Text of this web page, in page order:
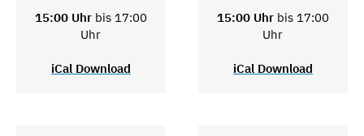
15:00 Uhr bis 17:00
Uhr
iCal Download
15:00 Uhr bis 17:00
Uhr
iCal Download